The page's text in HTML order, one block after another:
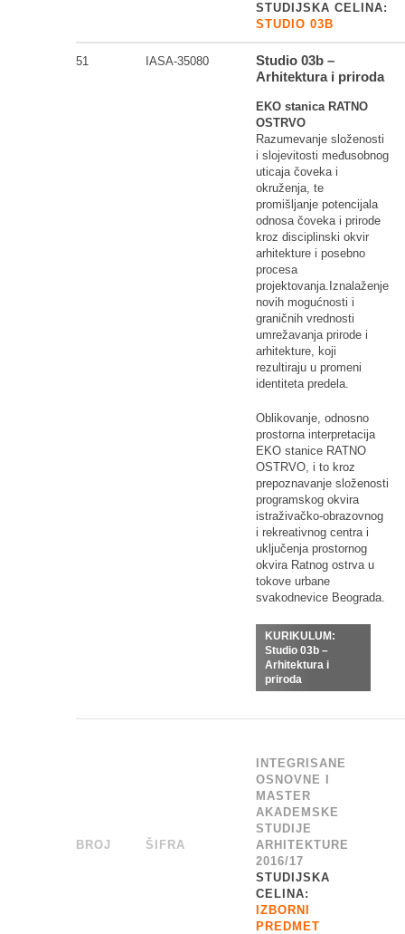
STUDIJSKA CELINA:
STUDIO 03B
51 IASA-35080
Studio 03b –
Arhitektura i priroda
EKO stanica RATNO
OSTRVO
Razumevanje složenosti
i slojevitosti međusobnog
uticaja čoveka i
okruženja, te
promišljanje potencijala
odnosa čoveka i prirode
kroz disciplinski okvir
arhitekture i posebno
procesa
projektovanja.Iznalaženje
novih mogućnosti i
graničnih vrednosti
umrežavanja prirode i
arhitekture, koji
rezultiraju u promeni
identiteta predela.
Oblikovanje, odnosno
prostorna interpretacija
EKO stanice RATNO
OSTRVO, i to kroz
prepoznavanje složenosti
programskog okvira
istraživačko-obrazovnog
i rekreativnog centra i
uključenja prostornog
okvira Ratnog ostrva u
tokove urbane
svakodnevice Beograda.
KURIKULUM:
Studio 03b –
Arhitektura i
priroda
BROJ ŠIFRA
INTEGRISANE
OSNOVNE I
MASTER
AKADEMSKE
STUDIJE
ARHITEKTURE
2016/17
STUDIJSKA
CELINA:
IZBORNI
PREDMET